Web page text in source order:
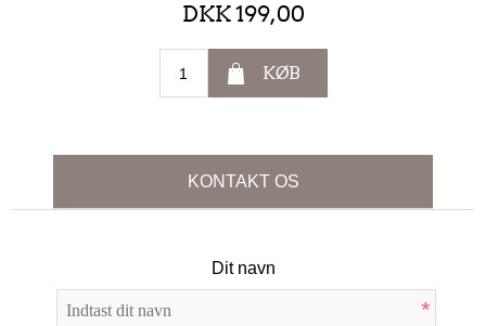
DKK 199,00
KØB
KONTAKT OS
Dit navn
*